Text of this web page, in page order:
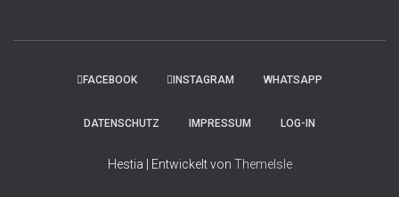
FACEBOOK INSTAGRAM WHATSAPP
DATENSCHUTZ IMPRESSUM LOG-IN
Hestia | Entwickelt von ThemeIsle